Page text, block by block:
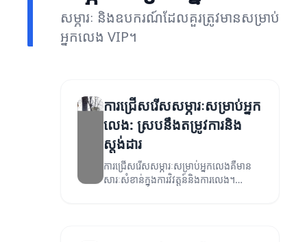
សម្ភារៈ និងឧបករណ៍ដែលគួរត្រូវមានសម្រាប់
អ្នកលេង VIP។
ការជ្រើសរើសសម្ភារៈសម្រាប់អ្នក
លេង: ស្របនឹងតម្រូវការនិង
ស្តង់ដារ
ការជ្រើសរើសសម្ភារៈសម្រាប់អ្នកលេងគឺមាន
សារៈសំខាន់ក្នុងការវិវត្តន៍និងការលេង។